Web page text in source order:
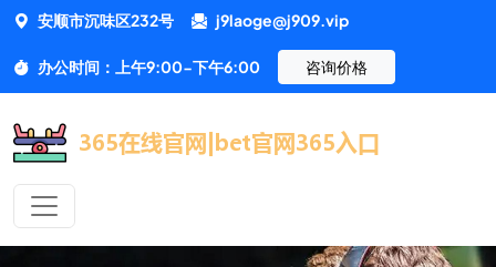
安顺市沉味区232号 j9laoge@j909.vip
办公时间：上午9:00-下午6:00 咨询价格